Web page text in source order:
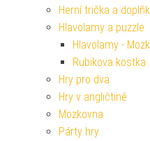
Herní trička a
Hlavolamy a puzzle
Hlavolamy -
Rubikova kostka
Hry pro dva
Hry v angličtině
Mozkovna
Párty hry